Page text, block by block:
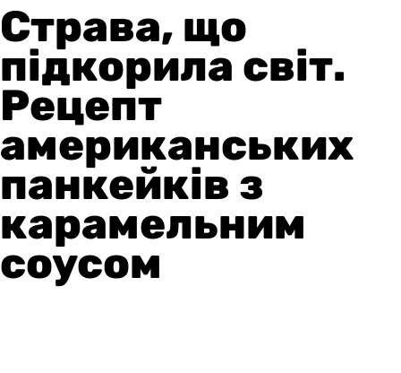
Страва, що
підкорила світ.
Рецепт
американських
панкейків з
карамельним
соусом